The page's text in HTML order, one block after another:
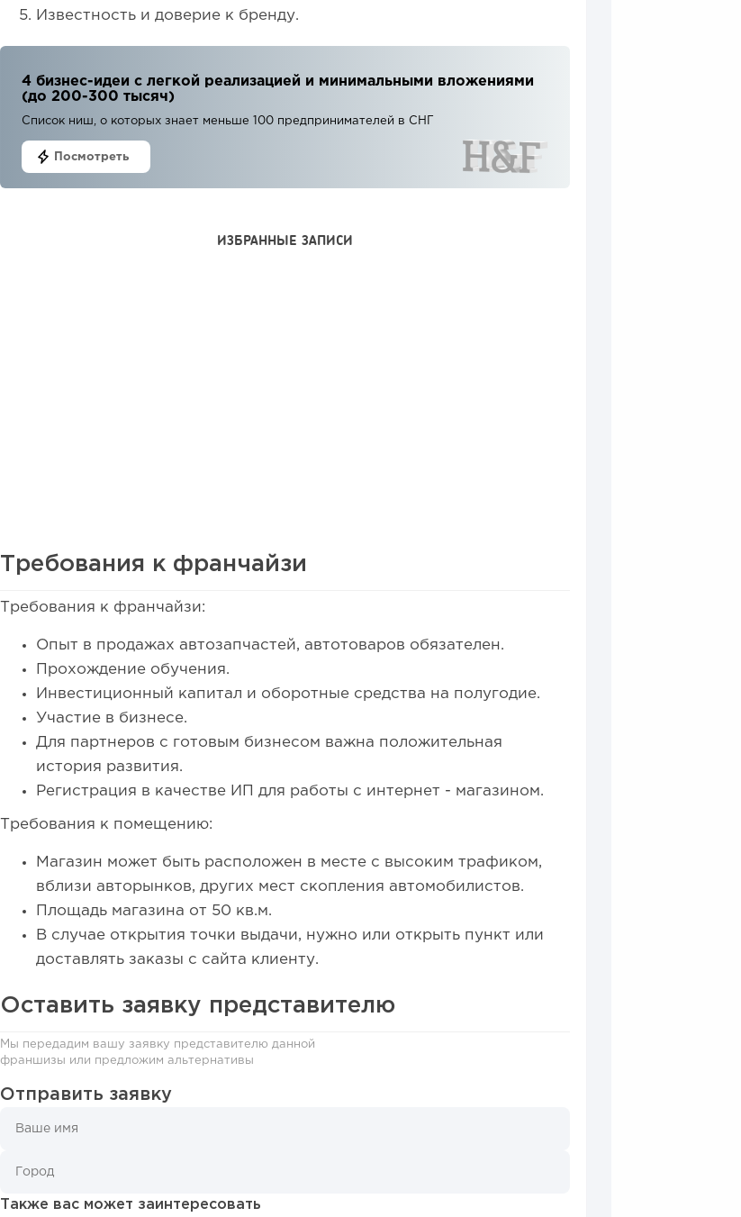
Известность и доверие к бренду.
4 бизнес-идеи с легкой реализацией и минимальными вложениями
(до 200-300 тысяч)
Список ниш, о которых знает меньше 100 предпринимателей в СНГ
Посмотреть
ИЗБРАННЫЕ ЗАПИСИ
17
Сколько приносит маленькая кофейня в Екатеринбурге в 2026 году:...
Франшиза кафе: рейтинг лучших франшиз общепита для открытия заведения
Требования к франчайзи
Требования к франчайзи:
Опыт в продажах автозапчастей, автотоваров обязателен.
Прохождение обучения.
Инвестиционный капитал и оборотные средства на полугодие.
Участие в бизнесе.
Для партнеров с готовым бизнесом важна положительная
история развития.
Регистрация в качестве ИП для работы с интернет - магазином.
Требования к помещению:
Магазин может быть расположен в месте с высоким трафиком,
вблизи авторынков, других мест скопления автомобилистов.
Площадь магазина от 50 кв.м.
В случае открытия точки выдачи, нужно или открыть пункт или
доставлять заказы с сайта клиенту.
Оставить заявку представителю
Мы передадим вашу заявку представителю данной
франшизы или предложим альтернативы
Отправить заявку
Также вас может заинтересовать